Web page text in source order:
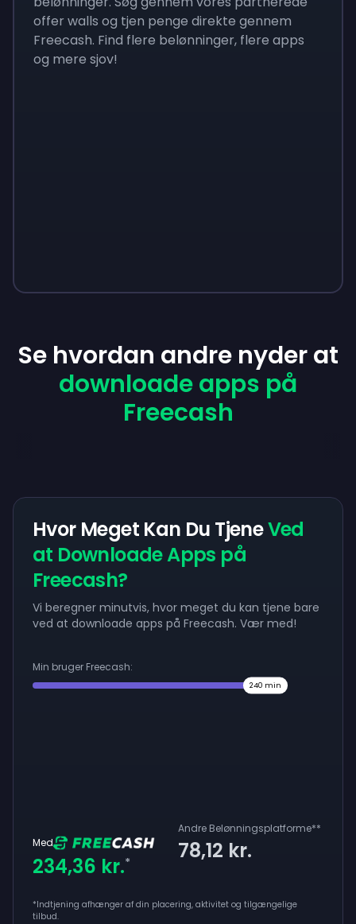
offer walls og tjen penge direkte gennem
Freecash. Find flere belønninger, flere apps
og mere sjov!
Se hvordan andre nyder at
downloade apps på
Freecash
Hvor Meget Kan Du TjeneVed
at Downloade Apps på
Freecash?
Vi beregner minutvis, hvor meget du kan tjene bare
ved at downloade apps på Freecash. Vær med!
Min bruger Freecash:
240 min
Med
234,36 kr.*
Andre Belønningsplatforme**
78,12 kr.
*Indtjening afhænger af din placering, aktivitet og tilgængelige
tilbud.